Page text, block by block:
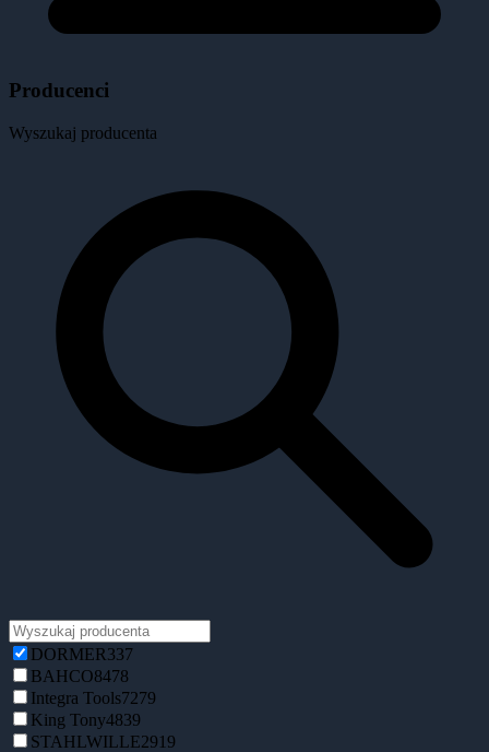
Producenci
Wyszukaj producenta
DORMER337
BAHCO8478
Integra Tools7279
King Tony4839
STAHLWILLE2919